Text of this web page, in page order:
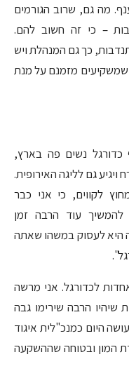
מה גם, שרוב הגורמים
– כי זה חשוב להם.
כך גם המנהלת ויש
שמשקיעים מזמנם על מנת
נשים פה בארץ,
גם לליגה האירופית.
לקווים, כי אני כבר
להמשיך עוד הרבה זמן
היא לעסוק במשהו שאתה
לכדורגל. אני מרשה
שיהיו הרבה שירימו גבה
היום כמנכ"לית איגוד
המון ובטוחה שההשקעה